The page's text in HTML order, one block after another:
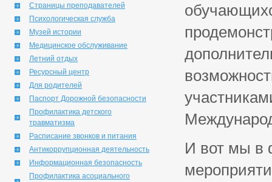
Страницы преподавателей
Психологическая служба
Музей истории
Медицинское обслуживание
Летний отдых
Ресурсный центр
Для родителей
Паспорт Дорожной безопасности
Профилактика детского
травматизма
Расписание звонков и питания
Антикоррупционная деятельность
Информационная безопасность
Профилактика асоциального
И вот мы в